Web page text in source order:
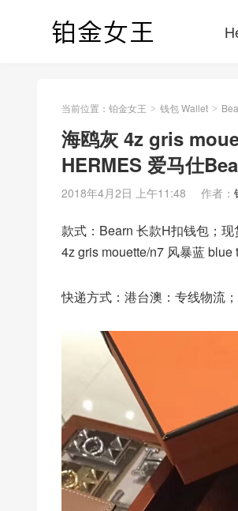
当前位置： 铂金女王 > 钱包 Wallet >
海鸥灰 4z gris
HERMES 爱马仕
2018年4月2日 上午11:48 作者：
款式：Bearn 长款H扣钱包；
4z gris mouette/n7 风暴蓝
快递方式：港台澳：专线物流